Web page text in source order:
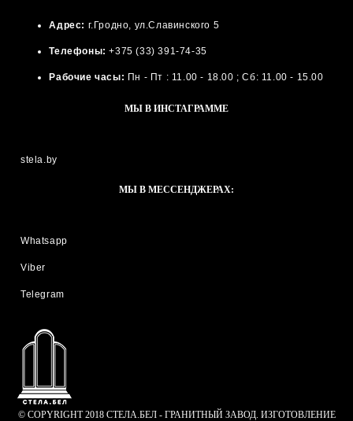
Адрес: г.Гродно, ул.Славинского 5
Телефоны: +375 (33) 391-74-35
Рабочие часы: Пн - Пт : 11.00 - 18.00 ; Сб: 11.00 - 15.00
МЫ В ИНСТАГРАММЕ
stela.by
МЫ В МЕССЕНДЖЕРАХ:
Whatsapp
Viber
Telegram
© COPYRIGHT 2018 СТЕЛА.БЕЛ - ГРАНИТНЫЙ ЗАВОД. ИЗГОТОВЛЕНИЕ